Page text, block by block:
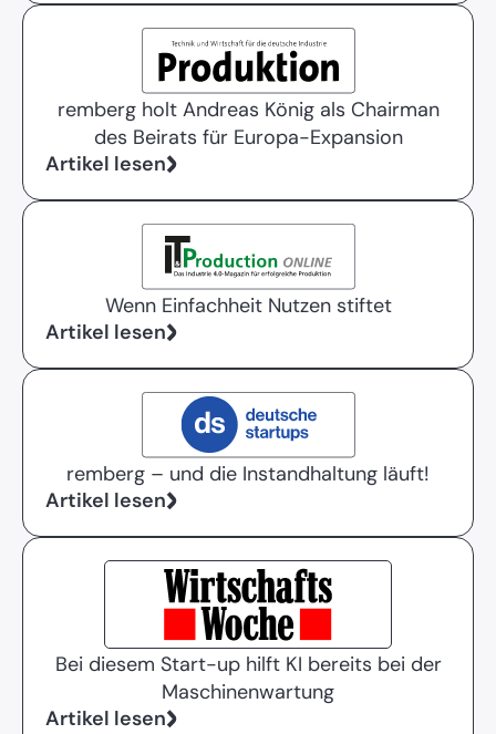
remberg holt Andreas König als Chairman
des Beirats für Europa-Expansion
Artikel lesen
Wenn Einfachheit Nutzen stiftet
Artikel lesen
remberg – und die Instandhaltung läuft!
Artikel lesen
Bei diesem Start-up hilft KI bereits bei der
Maschinenwartung
Artikel lesen